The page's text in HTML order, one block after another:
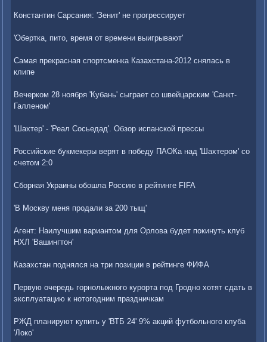
Константин Сарсания: 'Зенит' не прогрессирует
'Обертка, пито, время от времени выигрывают'
Самая прекрасная спортсменка Казахстана-2012 снялась в
клипе
Вечерком 28 ноября 'Кубань' сыграет со швейцарским 'Санкт-
Галленом'
'Шахтер' - 'Реал Сосьедад'. Обзор испанской прессы
Российские букмекеры верят в победу ПАОКа над 'Шахтером' со
счетом 2:0
Сборная Украины обошла Россию в рейтинге FIFA
'В Москву меня продали за 200 тыщ'
Агент: Наилучшим вариантом для Орлова будет покинуть клуб
НХЛ 'Вашингтон'
Казахстан поднялся на три позиции в рейтинге ФИФА
Первую очередь горнолыжного курорта под Гродно хотят сдать в
эксплуатацию к нотогодним праздничкам
РЖД планируют купить у 'ВТБ 24' 9% акций футбольного клуба
'Локо'